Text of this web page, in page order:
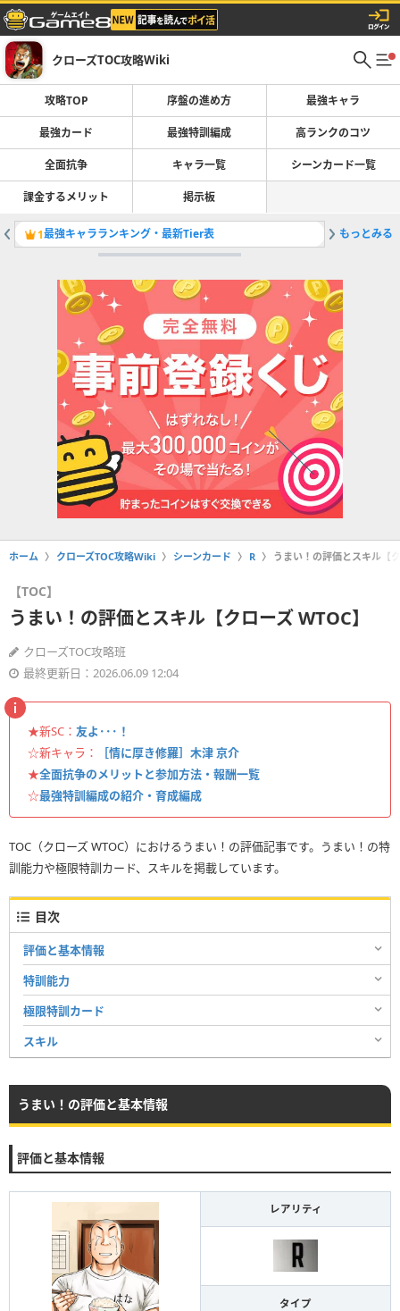
クローズTOC攻略Wiki
攻略TOP 序盤の進め方 最強キャラ
最強カード 最強特訓編成 高ランクのコツ
全面抗争 キャラ一覧 シーンカード一覧
課金するメリット 掲示板
1最強キャラランキング・最新Tier表 2P.A.Dだ
もっとみる
ホーム クローズTOC攻略Wiki シーンカード R うまい！の評価とスキル【
【TOC】
うまい！の評価とスキル【クローズ WTOC】
クローズTOC攻略班
最終更新日：2026.06.09 12:04
★新SC： 友よ･･･！
☆新キャラ：
［情に厚き修羅］木津 京介
★全面抗争のメリットと参加方法・報酬一覧
☆最強特訓編成の紹介・育成編成
TOC（クローズ WTOC）におけるうまい！の評価記事です。うまい！の特
訓能力や極限特訓カード、スキルを掲載しています。
目次
評価と基本情報
特訓能力
極限特訓カード
スキル
うまい！の評価と基本情報
評価と基本情報
レアリティ
タイプ